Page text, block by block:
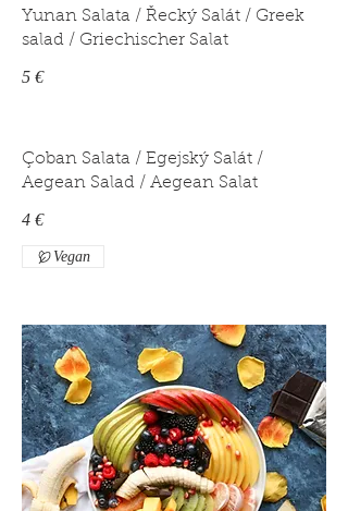
Yunan Salata / Řecký Salát / Greek
salad / Griechischer Salat
5 €
Çoban Salata / Egejský Salát /
Aegean Salad / Aegean Salat
4 €
Vegan